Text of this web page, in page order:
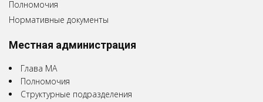
Полномочия
Нормативные документы
Местная администрация
Глава МА
Полномочия
Структурные подразделения